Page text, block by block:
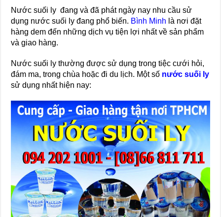
Nước suối ly đang và đã phát ngày nay nhu cầu sử
dụng nước suối ly đang phổ biến. Bình Minh là nơi đặt
hàng dem đến những dịch vụ tiện lợi nhất về sản phẩm
và giao hàng.
Nước suối ly thường được sử dụng trong tiệc cưới hỏi,
đám ma, trong chùa hoặc đi du lịch. Một số nước suối ly
sử dụng nhất hiện nay: